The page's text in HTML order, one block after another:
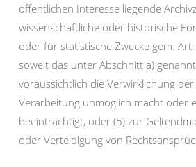
öffentlichen Interesse liegende
wissenschaftliche oder historische
oder für statistische Zwecke gem. Art.
soweit das unter Abschnitt a)
voraussichtlich die Verwirklichung
Verarbeitung unmöglich macht oder
beeinträchtigt, oder (5) zur
oder Verteidigung von